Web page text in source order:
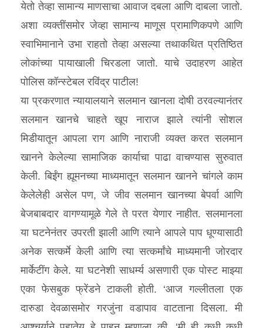
येतो तेव्हा सामान्य माणसाचा आवाज दबला आणि दाबला जातो.
अशा व्यक्तींसमोर जेव्हा सामान्य माणूस प्रामाणिकपणे आणि
स्वाभिमानाने उभा राहतो तेव्हा असल्या तथाकथित प्रतिष्ठित
लोकांच्या पायाखाली चिरडला जातो. याचे उदाहरण आहेत
पोलिस कॉन्स्टेबल रविंद्र पाटील!
या प्रकरणात न्यायालयाने सलमान खानला दोषी ठरवल्यानंतर
सलमान खानचे चाहते खूप नाराज झाले त्यांनी सोशल
मिडीयातून आपला राग आणि नाराजी व्यक्त करत सलमान
खानने केलेल्या सामाजिक कार्याचा पाढा वाचण्यास सुरुवात
केली. बिईंग ह्यूमनच्या माध्यमातून सलमान खानने चांगले काम
केलेलेही असेल पण, जे जीव सलमान खानच्या बेपर्वा आणि
बेजबाबदार वागण्यामूळे गेले ते परत येणार नाहीत. सलमानला
या घटनेनंतर उपरती झाली आणि त्याने आपले पाप धूण्यासाठी
अनेक सत्कर्मे केली आणि त्या सत्कर्मांचे माध्यमानी जोरदार
मार्केटींग केले. या घटनेशी साधर्म्य असणारी एक पोस्ट माझ्या
एका फेसबुक फ्रेंडने टाकली होती. ‘आज गल्लीतला एक
दारुडा देवळासमोर गरजुंना वडापाव वाटताना दिसला. मी